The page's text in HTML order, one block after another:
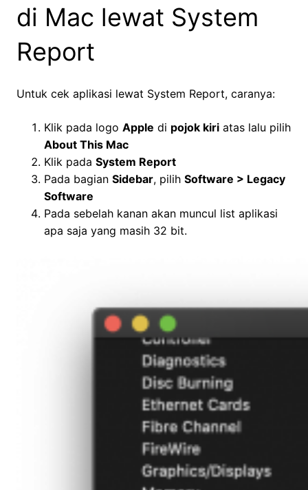
di Mac lewat System
Report
Untuk cek aplikasi lewat System Report, caranya:
Klik pada logo Apple di pojok kiri atas lalu pilih
About This Mac
Klik pada System Report
Pada bagian Sidebar, pilih Software > Legacy
Software
Pada sebelah kanan akan muncul list aplikasi
apa saja yang masih 32 bit.